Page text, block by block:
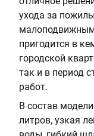
ухода за
пригодится в
городской
так и в период
работ.
В состав
литров, узкая